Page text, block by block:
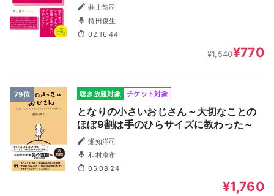
井上龍司
持田俊生
02:16:44
¥1,540¥770
79位 聴き放題対象 チケット対象
となりの小さいおじさん～大切なことの
ほぼ9割は手のひらサイズに教わった～
瀬知洋司
和村康市
05:08:24
¥1,760